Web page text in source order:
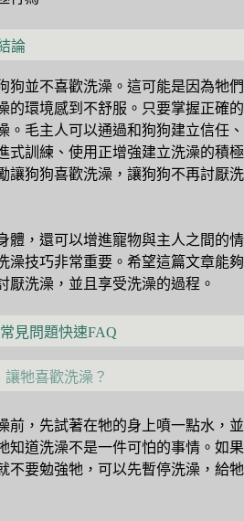
論
狗並不喜歡洗澡。這可能是因為牠們
的環境感到不舒服。只要掌握正確的
。毛主人可以通過和狗狗建立信任、
式訓練、使用正增強建立洗澡的積極
讓狗狗喜歡洗澡，讓狗狗不再討厭洗
體，還可以增進寵物與主人之間的情
澡技巧非常重要。希望這篇文章能夠
厭洗澡，並且享受洗澡的過程。
見問題快速FAQ
牠喜歡洗澡？
前，先試著在牠的身上噴一點水，並
知道洗澡不是一件可怕的事情。如果
不要勉強牠，可以先暫停洗澡，給牠